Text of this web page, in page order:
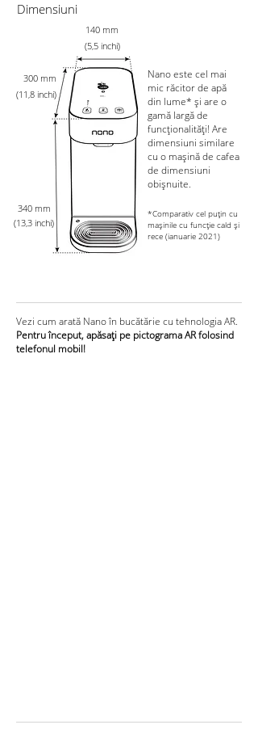
Dimensiuni
140 mm
340 mm
300 mm
(5,5 inchi)
(13,3 inchi)
(11,8 inchi)
Nano este cel mai
mic răcitor de apă
din lume* și are o
gamă largă de
funcționalități! Are
dimensiuni similare
cu o mașină de cafea
de dimensiuni
obișnuite.
*Comparativ cel puțin cu
mașinile cu funcție cald și
rece (ianuarie 2021)
Vezi cum arată Nano în bucătărie cu tehnologia AR.
Pentru început, apăsați pe pictograma AR folosind
telefonul mobil!